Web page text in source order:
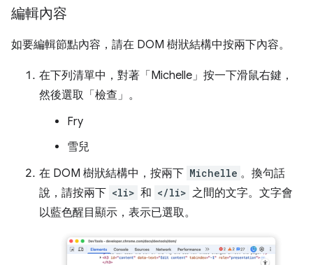
編輯內容
如要編輯節點內容，請在 DOM 樹狀結構中按兩下內容。
在下列清單中，對著「Michelle」 按一下滑鼠右鍵，
然後選取「檢查」 。
Fry
雪兒
在 DOM 樹狀結構中，按兩下 Michelle 。換句話
說，請按兩下 <li> 和 </li> 之間的文字。文字會
以藍色醒目顯示，表示已選取。